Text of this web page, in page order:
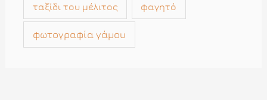
ταξίδι του μέλιτος φαγητό
φωτογραφία γάμου